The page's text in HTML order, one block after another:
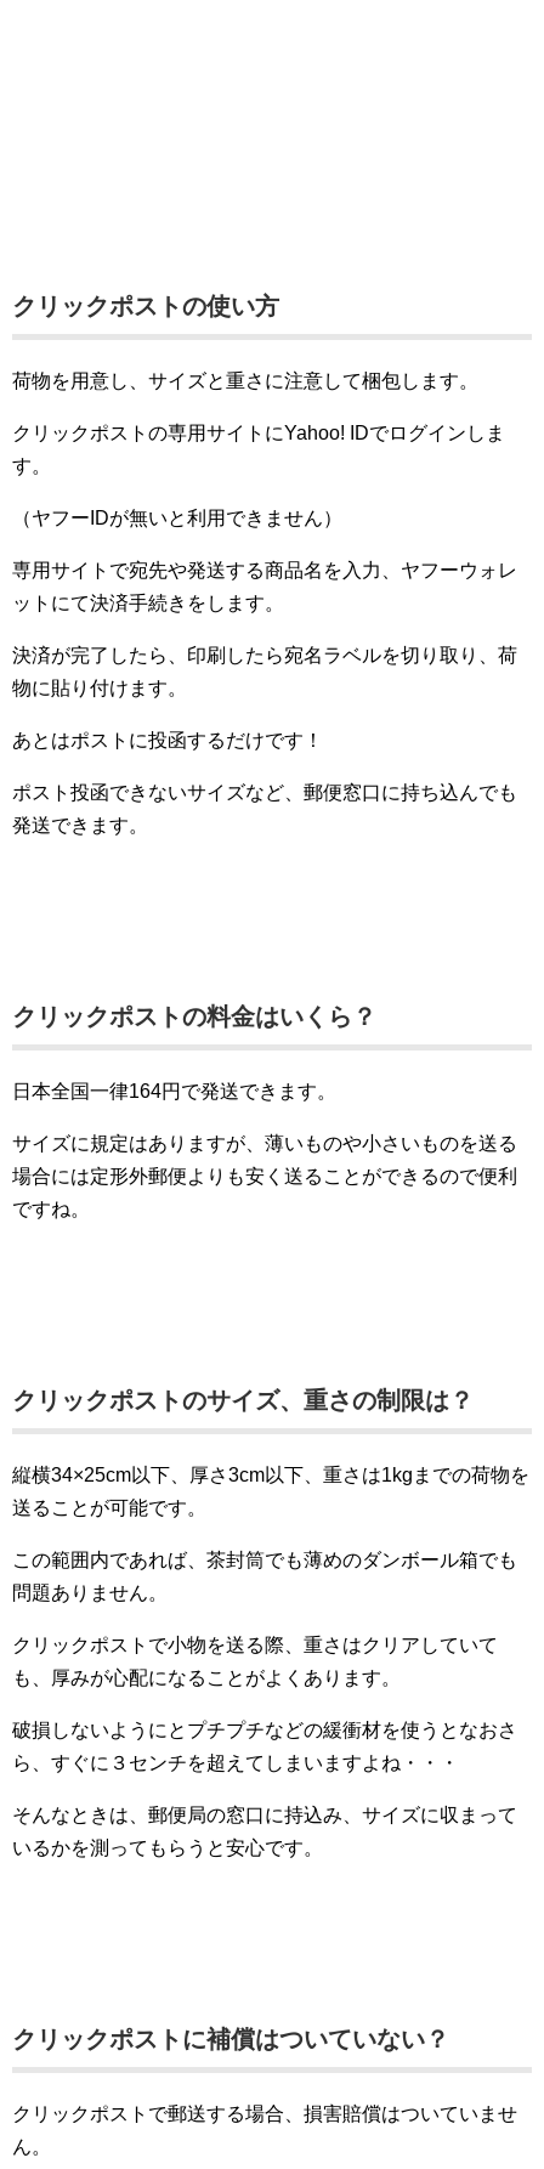
クリックポストの使い方
荷物を用意し、サイズと重さに注意して梱包します。
クリックポストの専用サイトにYahoo! IDでログインしま
す。
（ヤフーIDが無いと利用できません）
専用サイトで宛先や発送する商品名を入力、ヤフーウォレ
ットにて決済手続きをします。
決済が完了したら、印刷したら宛名ラベルを切り取り、荷
物に貼り付けます。
あとはポストに投函するだけです！
ポスト投函できないサイズなど、郵便窓口に持ち込んでも
発送できます。
クリックポストの料金はいくら？
日本全国一律164円で発送できます。
サイズに規定はありますが、薄いものや小さいものを送る
場合には定形外郵便よりも安く送ることができるので便利
ですね。
クリックポストのサイズ、重さの制限は？
縦横34×25cm以下、厚さ3cm以下、重さは1kgまでの荷物を
送ることが可能です。
この範囲内であれば、茶封筒でも薄めのダンボール箱でも
問題ありません。
クリックポストで小物を送る際、重さはクリアしていて
も、厚みが心配になることがよくあります。
破損しないようにとプチプチなどの緩衝材を使うとなおさ
ら、すぐに３センチを超えてしまいますよね・・・
そんなときは、郵便局の窓口に持込み、サイズに収まって
いるかを測ってもらうと安心です。
クリックポストに補償はついていない？
クリックポストで郵送する場合、損害賠償はついていませ
ん。